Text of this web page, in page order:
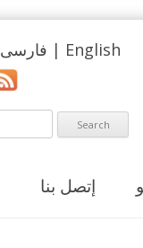
فارسی | English
إتصل بنا